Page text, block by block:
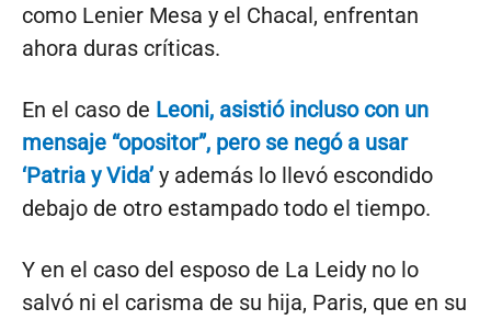
como Lenier Mesa y el Chacal, enfrentan
ahora duras críticas.
En el caso de Leoni, asistió incluso con un
mensaje “opositor”, pero se negó a usar
‘Patria y Vida’ y además lo llevó escondido
debajo de otro estampado todo el tiempo.
Y en el caso del esposo de La Leidy no lo
salvó ni el carisma de su hija, Paris, que en su